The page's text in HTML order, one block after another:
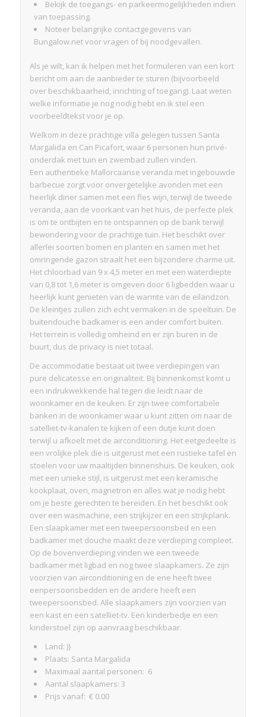
Bekijk de toegangs- en parkeermogelijkheden indien
van toepassing.
Noteer belangrijke contactgegevens van
Bungalow.net voor vragen of bij noodgevallen.
Als je wilt, kan ik helpen met het formuleren van een kort
bericht om aan de aanbieder te sturen (bijvoorbeeld
over beschikbaarheid, inrichting of toegang). Laat weten
welke informatie je nog nodig hebt en ik stel een
voorbeeldtekst voor je op.
Welkom in deze prachtige villa gelegen tussen Santa
Margalida en Can Picafort, waar 6 personen hun privé-
onderdak met tuin en zwembad zullen vinden.
Een authentieke Mallorcaanse veranda met ingebouwde
barbecue zorgt voor onvergetelijke avonden met een
heerlijk diner samen met een fles wijn, terwijl de tweede
veranda, aan de voorkant van het huis, de perfecte plek
is om te ontbijten en te ontspannen op de bank terwijl
bewondering voor de prachtige tuin. Het beschikt over
allerlei soorten bomen en planten en samen met het
omringende gazon straalt het een bijzondere charme uit.
Het chloorbad van 9 x 4,5 meter en met een waterdiepte
van 0,8 tot 1,6 meter is omgeven door 6 ligbedden waar u
heerlijk kunt genieten van de warmte van de eilandzon.
De kleintjes zullen zich echt vermaken in de speeltuin. De
buitendouche badkamer is een ander comfort buiten.
Het terrein is volledig omheind en er zijn buren in de
buurt, dus de privacy is niet totaal.
De accommodatie bestaat uit twee verdiepingen van
pure delicatesse en originaliteit. Bij binnenkomst komt u
een indrukwekkende hal tegen die leidt naar de
woonkamer en de keuken. Er zijn twee comfortabele
banken in de woonkamer waar u kunt zitten om naar de
satelliet-tv-kanalen te kijken of een dutje kunt doen
terwijl u afkoelt met de airconditioning. Het eetgedeelte is
een vrolijke plek die is uitgerust met een rustieke tafel en
stoelen voor uw maaltijden binnenshuis. De keuken, ook
met een unieke stijl, is uitgerust met een keramische
kookplaat, oven, magnetron en alles wat je nodig hebt
om je beste gerechten te bereiden. En het beschikt ook
over een wasmachine, een strijkijzer en een strijkplank.
Een slaapkamer met een tweepersoonsbed en een
badkamer met douche maakt deze verdieping compleet.
Op de bovenverdieping vinden we een tweede
badkamer met ligbad en nog twee slaapkamers. Ze zijn
voorzien van airconditioning en de ene heeft twee
eenpersoonsbedden en de andere heeft een
tweepersoonsbed. Alle slaapkamers zijn voorzien van
een kast en een satelliet-tv. Een kinderbedje en een
kinderstoel zijn op aanvraag beschikbaar.
Land: )}
Plaats: Santa Margalida
Maximaal aantal personen: 6
Aantal slaapkamers: 3
Prijs vanaf: € 0.00